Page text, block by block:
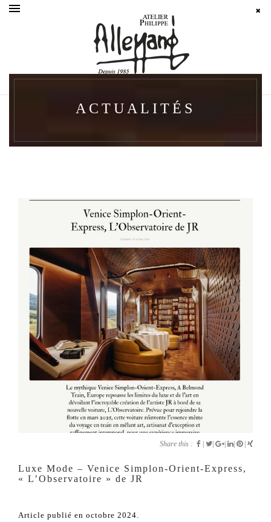
ACTUALITÉS
Share this : |
Luxe Mode – Venice Simplon-Orient-Express,
« L’Observatoire » de JR
Article publié en octobre 2024.